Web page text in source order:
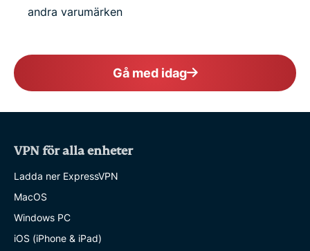
andra varumärken
Gå med idag
VPN för alla enheter
Ladda ner ExpressVPN
MacOS
Windows PC
iOS (iPhone & iPad)